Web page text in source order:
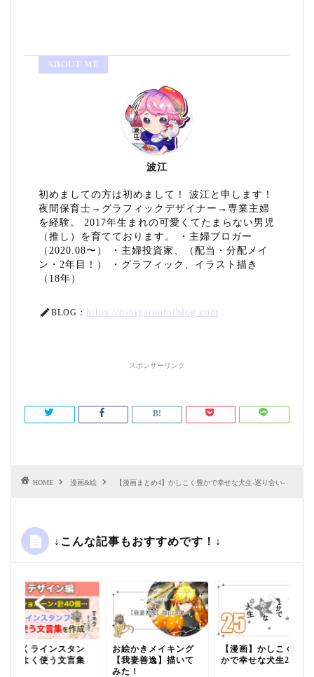
ABOUT ME
波江
初めましての方は初めまして！ 波江と申します！
夜間保育士→グラフィックデザイナー→専業主婦
を経験。 2017年生まれの可愛くてたまらない男児
（推し）を育てております。 ・主婦ブロガー
（2020.08〜） ・主婦投資家、（配当・分配メイ
ン・2年目！） ・グラフィック、イラスト描き
（18年）
BLOG： https://oshigatoutoiblog.com
スポンサーリンク
HOME 漫画&絵 【漫画まとめ4】かしこく豊かで幸せな犬生-巡り合い-
↓こんな記事もおすすめです！↓
【動くラインスタン
プ】よく使う文言集
お絵かきメイキング
【我妻善逸】描いて
みた！
【漫画】かしこく豊
かで幸せな犬生25